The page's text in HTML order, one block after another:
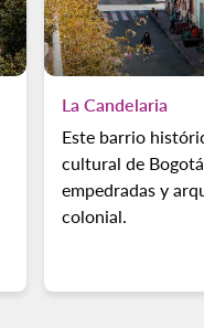
La Candelaria
Este barrio
cultural de
empedradas y
colonial.